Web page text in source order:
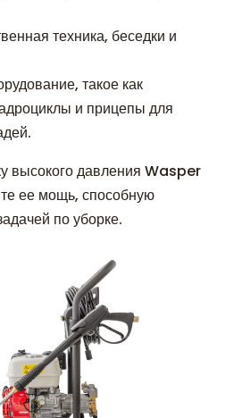
техника, беседки и
такое как
и прицепы для
высокого давления Wasper
ее мощь, способную
по уборке.